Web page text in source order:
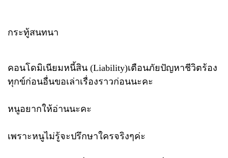
กระทู้สนทนา
คอนโดมิเนียมหนี้สิน (Liability)เตือนภัยปัญหาชีวิตร้อง
ทุกข์ก่อนอื่นขอเล่าเรื่องราวก่อนนะคะ
หนูอยากให้อ่านนะคะ
เพราะหนูไม่รู้จะปรึกษาใครจริงๆค่ะ